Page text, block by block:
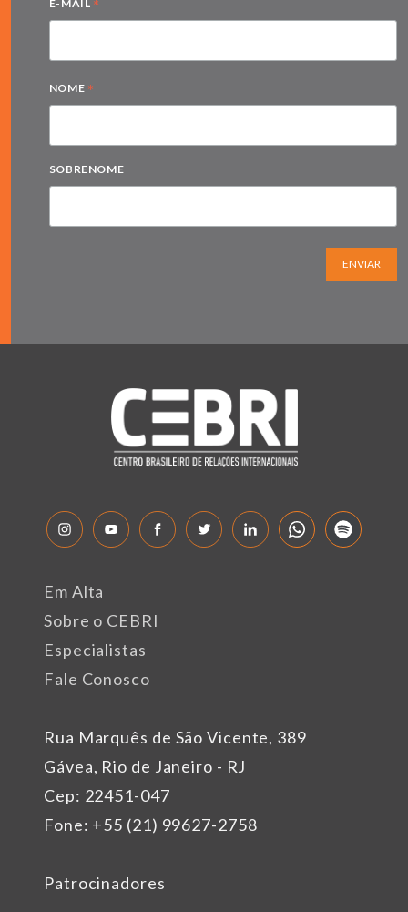
E-MAIL *
NOME *
SOBRENOME
ENVIAR
Rua Marquês de São Vicente, 389
Gávea, Rio de Janeiro - RJ
Cep: 22451-047
Fone: +55 (21) 99627-2758
Em Alta
Sobre o CEBRI
Especialistas
Fale Conosco
Patrocinadores